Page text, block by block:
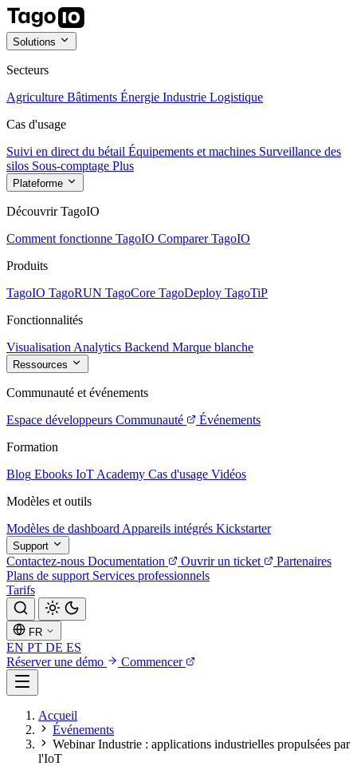
Solutions
Secteurs
Agriculture Bâtiments Énergie Industrie Logistique
Cas d'usage
Suivi en direct du bétail Équipements et machines Surveillance des
silos Sous-comptage Plus
Plateforme
Découvrir TagoIO
Comment fonctionne TagoIO Comparer TagoIO
Produits
TagoIO TagoRUN TagoCore TagoDeploy TagoTiP
Fonctionnalités
Visualisation Analytics Backend Marque blanche
Ressources
Communauté et événements
Espace développeurs Communauté
Événements
Formation
Blog Ebooks IoT Academy Cas d'usage Vidéos
Modèles et outils
Modèles de dashboard Appareils intégrés Kickstarter
Support
Contactez-nous Documentation Ouvrir un ticket
Partenaires
Plans de support Services professionnels
Tarifs
FR
EN PT DE ES
Réserver une démo
Commencer
Accueil
Événements
Webinar Industrie : applications industrielles propulsées par
l'IoT